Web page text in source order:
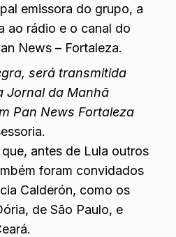
emissora do grupo, a
ao rádio e o canal do
News – Fortaleza.
será transmitida
Jornal da Manhã
Pan News Fortaleza
antes de Lula outros
foram convidados
Calderón, como os
de São Paulo, e